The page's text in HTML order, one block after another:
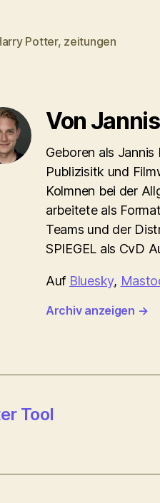
Potter, zeitungen
Von
Geboren als
Publizisitk und
Kolmnen bei der
arbeitete als
Teams und der
SPIEGEL als CvD
Auf Bluesky,
Archiv anzeigen →
Tool